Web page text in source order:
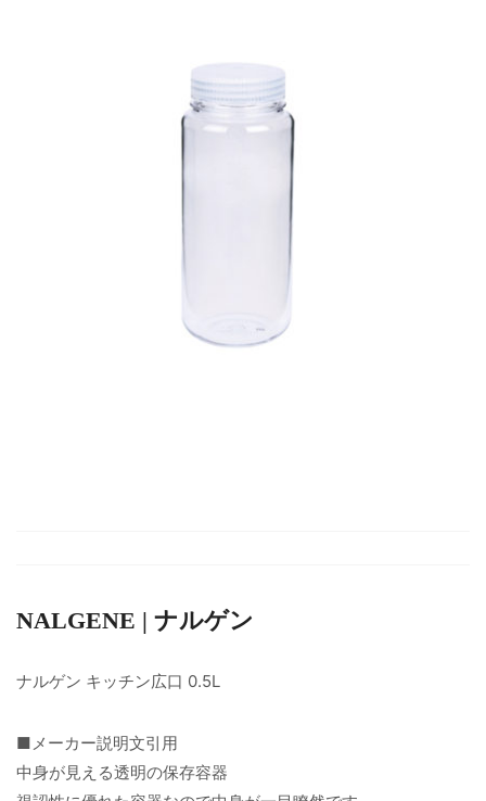
NALGENE | ナルゲン
ナルゲン キッチン広口 0.5L
■メーカー説明文引用
中身が見える透明の保存容器